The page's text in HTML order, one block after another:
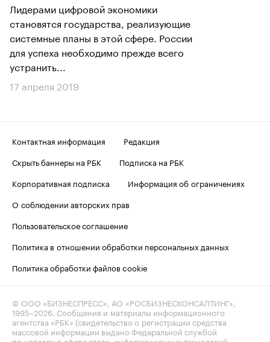
Лидерами цифровой экономики
становятся государства, реализующие
системные планы в этой сфере. России
для успеха необходимо прежде всего
устранить...
17 апреля 2019
Контактная информация
Редакция
Скрыть баннеры на РБК
Подписка на РБК
Корпоративная подписка
Информация об ограничениях
О соблюдении авторских прав
Пользовательское соглашение
Политика в отношении обработки персональных данных
Политика обработки файлов cookie
© ООО «БИЗНЕСПРЕСС», АО «РОСБИЗНЕСКОНСАЛТИНГ»,
1995–2026. Сообщения и материалы информационного
агентства «РБК» (свидетельство о регистрации средства
массовой информации выдано Федеральной службой